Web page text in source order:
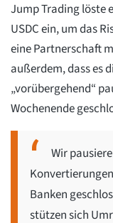
Jump Trading löste
USDC ein, um das
eine Partnerschaft
außerdem, dass es
„vorübergehend“
Wochenende
Wir
Banken
stützen sich